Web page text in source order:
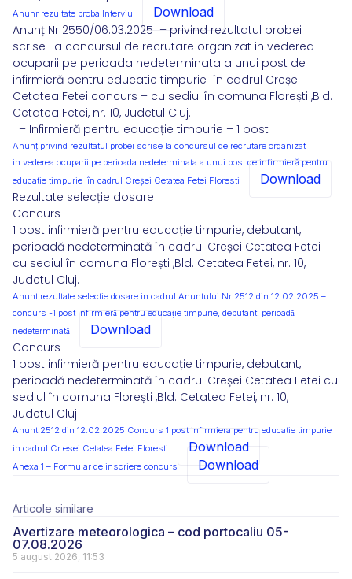
Anunr rezultate proba Interviu
Download
Anunț Nr 2550/06.03.2025 – privind rezultatul probei
scrise la concursul de recrutare organizat in vederea
ocuparii pe perioada nedeterminata a unui post de
infirmieră pentru educatie timpurie în cadrul Creșei
Cetatea Fetei concurs – cu sediul în comuna Florești ,Bld.
Cetatea Fetei, nr. 10, Judetul Cluj.
– Infirmieră pentru educație timpurie – 1 post
Anunț privind rezultatul probei scrise la concursul de recrutare organizat
in vederea ocuparii pe perioada nedeterminata a unui post de infirmieră pentru
educatie timpurie în cadrul Creșei Cetatea Fetei Floresti
Download
Rezultate selecție dosare
Concurs
1 post infirmieră pentru educație timpurie, debutant,
perioadă nedeterminată în cadrul Creșei Cetatea Fetei
cu sediul în comuna Florești ,Bld. Cetatea Fetei, nr. 10,
Judetul Cluj.
Anunt rezultate selectie dosare in cadrul Anuntului Nr 2512 din 12.02.2025 –
concurs -1 post infirmieră pentru educație timpurie, debutant, perioadă
nedeterminată
Download
Concurs
1 post infirmieră pentru educație timpurie, debutant,
perioadă nedeterminată în cadrul Creșei Cetatea Fetei cu
sediul în comuna Florești ,Bld. Cetatea Fetei, nr. 10,
Judetul Cluj
Anunt 2512 din 12.02.2025 Concurs 1 post infirmiera pentru educatie timpurie
in cadrul Cr esei Cetatea Fetei Floresti
Download
Anexa 1 – Formular de inscriere concurs Download
Articole similare
Avertizare meteorologica – cod portocaliu 05-
07.08.2026
5 august 2026, 11:53